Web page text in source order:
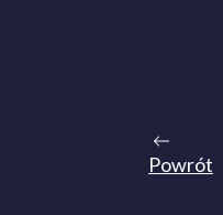
Powrót